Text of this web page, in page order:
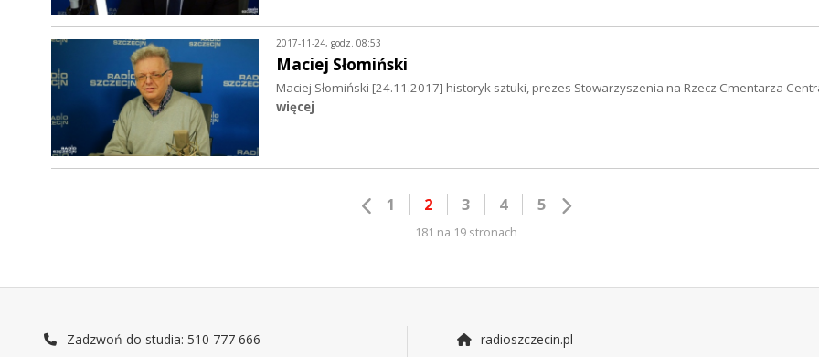
2017-11-24, godz. 08:53
Maciej Słomiński
Maciej Słomiński [24.11.2017] historyk sztuki, prezes Stowarzyszenia na Rzecz Cmentarza
więcej
1 2 3 4 5
181 na 19 stronach
Zadzwoń do studia: 510 777 666
radioszczecin.pl